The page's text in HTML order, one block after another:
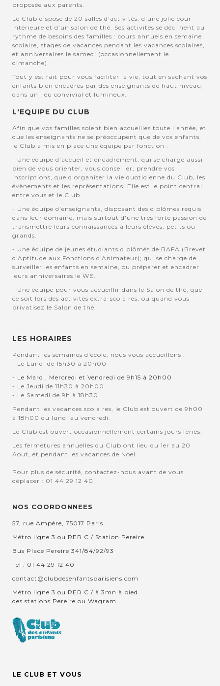
proposée aux parents.
Le Club dispose de 20 salles d'activités, d'une jolie cour
intérieure et d'un salon de thé. Ses activités se déclinent au
rythme de besoins des familles : cours annuels en semaine
scolaire, stages de vacances pendant les vacances scolaires,
et anniversaires le samedi (occasionnellement le
dimanche).
Tout y est fait pour vous faciliter la vie, tout en sachant vos
enfants bien encadrés par des enseignants de haut niveau,
dans un lieu convivial et lumineux.
L'EQUIPE DU CLUB
Afin que vos familles soient bien accuellies toute l'année, et
que les enseignants ne se préoccupent que de vos enfants,
le Club a mis en place une équipe par fonction :
- Une équipe d'accueil et encadrement, qui se charge aussi
bien de vous orienter, vous conseiller, prendre vos
inscriptions, que d'organiser la vie quotidienne du Club, les
évènements et les représentations. Elle est le point central
entre vous et le Club.
- Une équipe d'enseignants, disposant des diplômes requis
dans leur domaine, mais surtout d'une très forte passion de
transmettre leurs connaissances à leurs élèves, petits ou
grands.
- Une équipe de jeunes étudiants diplômés de BAFA (Brevet
d'Aptitude aux Fonctions d'Animateur); qui se charge de
surveiller les enfants en semaine, ou préparer et encadrer
leurs anniversaires le WE.
- Une équipe pour vous accueillir dans le Salon de thé, que
ce soit lors des activités extra-scolaires, ou quand vous
privatisez le Salon de thé.
LES HORAIRES
Pendant les semaines d'école, nous vous accueillons :
- Le Lundi de 15h30 à 20h00
- Le Mardi, Mercredi et Vendredi de 9h15 à 20h00
- Le Jeudi de 11h30 à 20h00
- Le Samedi de 9h à 18h30
Pendant les vacances scolaires, le Club est ouvert de 9h00
à 18h00 du lundi au vendredi.
Le Club est ouvert occasionnellement certains jours fériés.
Les fermetures annuelles du Club ont lieu du 1er au 20
Aout, et pendant les vacances de Noel.
Pour plus de sécurité, contactez-nous avant de vous
déplacer : 01 44 29 12 40.
NOS COORDONNEES
57, rue Ampère, 75017 Paris
Métro ligne 3 ou RER C / Station Pereire
Bus Place Pereire 341/84/92/93
Tel : 01 44 29 12 40
contact@clubdesenfantsparisiens.com
Métro ligne 3 ou RER C / à 3mn à pied
des stations Pereire ou Wagram
LE CLUB ET VOUS